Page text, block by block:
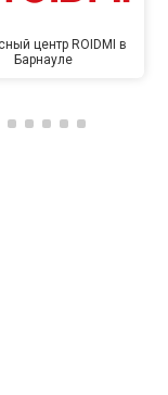
центр ROIDMI в
Барнауле